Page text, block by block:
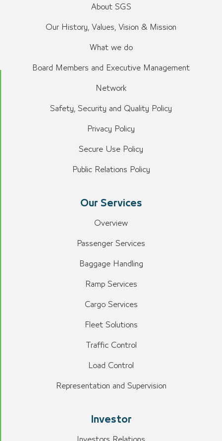
About SGS
Our History, Values, Vision & Mission
What we do
Board Members and Executive Management
Network
Safety, Security and Quality Policy
Privacy Policy
Secure Use Policy
Public Relations Policy
Our Services
Overview
Passenger Services
Baggage Handling
Ramp Services
Cargo Services
Fleet Solutions
Traffic Control
Load Control
Representation and Supervision
Investor
Investors Relations